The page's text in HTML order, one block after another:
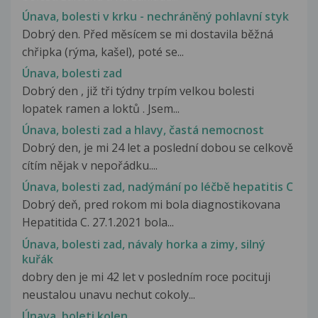
Únava, bolesti v krku - nechráněný pohlavní styk
Dobrý den. Před měsícem se mi dostavila běžná
chřipka (rýma, kašel), poté se...
Únava, bolesti zad
Dobrý den , již tři týdny trpím velkou bolesti
lopatek ramen a loktů . Jsem...
Únava, bolesti zad a hlavy, častá nemocnost
Dobrý den, je mi 24 let a poslední dobou se celkově
cítím nějak v nepořádku....
Únava, bolesti zad, nadýmání po léčbě hepatitis C
Dobrý deň, pred rokom mi bola diagnostikovana
Hepatitida C. 27.1.2021 bola...
Únava, bolesti zad, návaly horka a zimy, silný
kuřák
dobry den je mi 42 let v posledním roce pocituji
neustalou unavu nechut cokoly...